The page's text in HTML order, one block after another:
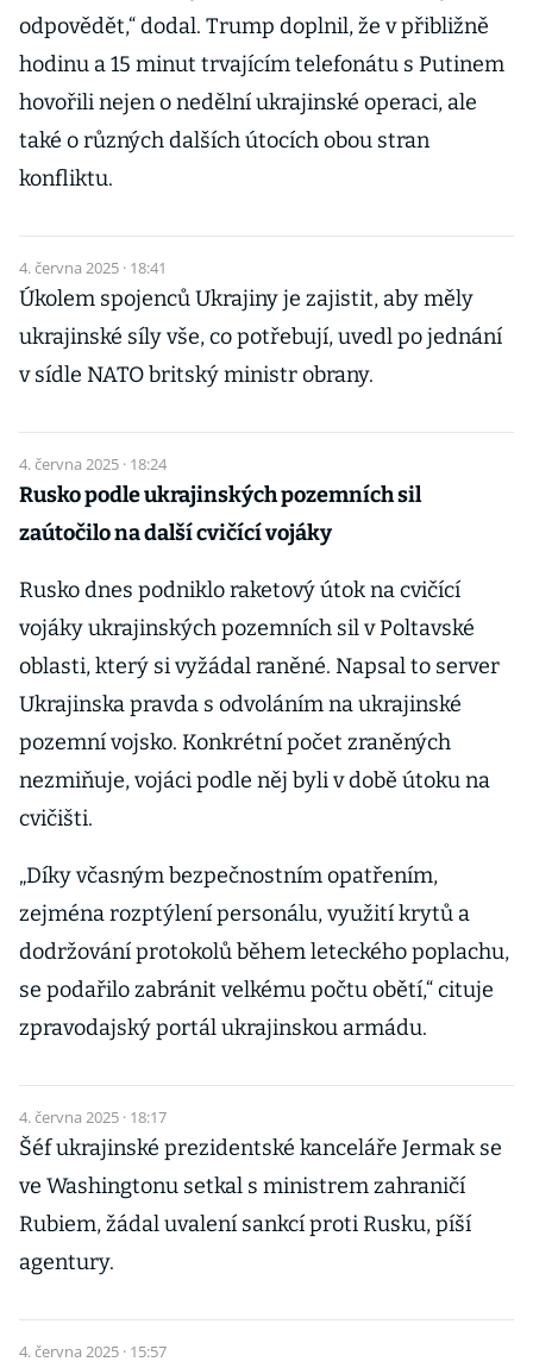
odpovědět,“ dodal. Trump doplnil, že v přibližně
hodinu a 15 minut trvajícím telefonátu s Putinem
hovořili nejen o nedělní ukrajinské operaci, ale
také o různých dalších útocích obou stran
konfliktu.
4. června 2025 · 18:41
Úkolem spojenců Ukrajiny je zajistit, aby měly
ukrajinské síly vše, co potřebují, uvedl po jednání
v sídle NATO britský ministr obrany.
4. června 2025 · 18:24
Rusko podle ukrajinských pozemních sil
zaútočilo na další cvičící vojáky
Rusko dnes podniklo raketový útok na cvičící
vojáky ukrajinských pozemních sil v Poltavské
oblasti, který si vyžádal raněné. Napsal to server
Ukrajinska pravda s odvoláním na ukrajinské
pozemní vojsko. Konkrétní počet zraněných
nezmiňuje, vojáci podle něj byli v době útoku na
cvičišti.
„Díky včasným bezpečnostním opatřením,
zejména rozptýlení personálu, využití krytů a
dodržování protokolů během leteckého poplachu,
se podařilo zabránit velkému počtu obětí,“ cituje
zpravodajský portál ukrajinskou armádu.
4. června 2025 · 18:17
Šéf ukrajinské prezidentské kanceláře Jermak se
ve Washingtonu setkal s ministrem zahraničí
Rubiem, žádal uvalení sankcí proti Rusku, píší
agentury.
4. června 2025 · 15:57